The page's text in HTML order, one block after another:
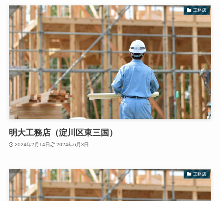
工務店
明大工務店（淀川区東三国）
2024年2月14日 2024年6月3日
工務店